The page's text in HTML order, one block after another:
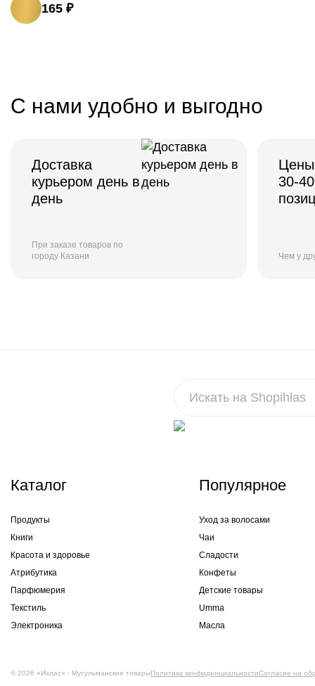
165 ₽
С нами удобно и выгодно
Доставка
курьером день в
день
При заказе товаров по
городу Казани
30-
Чем у
Каталог
Продукты
Книги
Красота и здоровье
Атрибутика
Парфюмерия
Текстиль
Электроника
Популярное
Уход за волосами
Чаи
Сладости
Конфеты
Детские товары
Umma
Масла
© 2026 «Ихлас» - Мусульманские товарыПолитика конфиденциальностиСогласие на